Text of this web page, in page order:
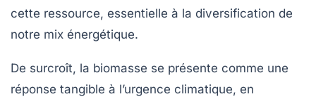
cette ressource, essentielle à la diversification de
notre mix énergétique.
De surcroît, la biomasse se présente comme une
réponse tangible à l’urgence climatique, en